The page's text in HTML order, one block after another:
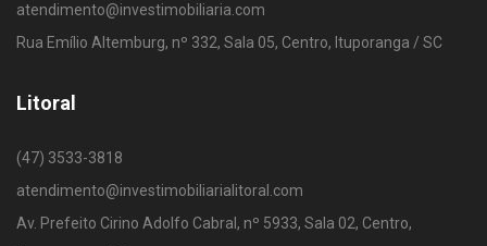
atendimento@investimobiliaria.com
Rua Emílio Altemburg, nº 332, Sala 05, Centro, Ituporanga / SC
Litoral
(47) 3533-3818
atendimento@investimobiliarialitoral.com
Av. Prefeito Cirino Adolfo Cabral, nº 5933, Sala 02, Centro,